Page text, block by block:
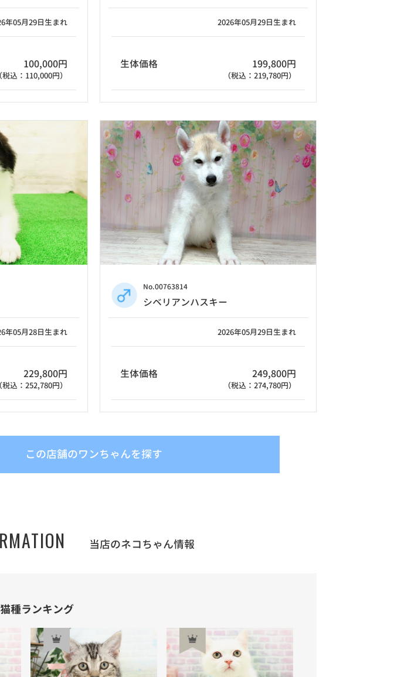
年05月29日生まれ
100,000円
（税込：110,000円）
2026年05月29日生まれ
生体価格 199,800円
（税込：219,780円）
年05月28日生まれ
229,800円
（税込：252,780円）
No.00763814
シベリアンハスキー
2026年05月29日生まれ
生体価格 249,800円
（税込：274,780円）
この店舗のワンちゃんを探す
当店のネコちゃん情報
種ランキング